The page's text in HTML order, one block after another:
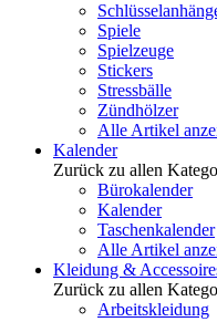
Spiele
Spielzeuge
Stickers
Stressbälle
Zündhölzer
Alle Artikel
Kalender
Zurück zu allen
Bürokalender
Kalender
Taschenkalender
Alle Artikel
Kleidung &
Zurück zu allen
Arbeitskleidung